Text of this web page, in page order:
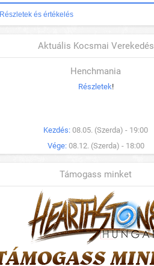
Részletek és értékelés
Aktuális Kocsmai Verekedés
Henchmania
Részletek!
Kezdés: 08.05. (Szerda) - 19:00
Vége: 08.12. (Szerda) - 18:00
Támogass minket